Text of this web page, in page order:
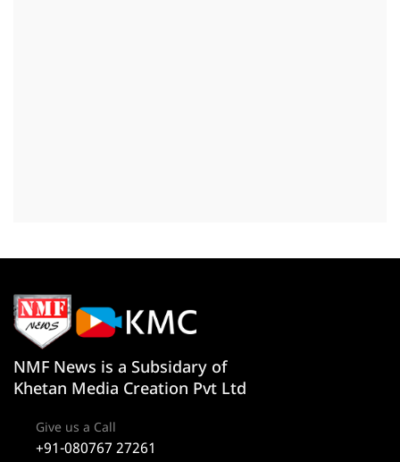
NMF News is a Subsidary of
Khetan Media Creation Pvt Ltd
Give us a Call
+91-080767 27261